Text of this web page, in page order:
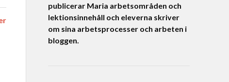
publicerar Maria arbetsområden och
lektionsinnehåll och eleverna skriver
om sina arbetsprocesser och arbeten i
bloggen.